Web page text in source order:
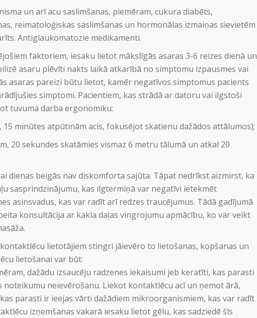
un arī acu saslimšanas, piemēram, cukura diabēts,
reimatoloģiskas saslimšanas un hormonālas izmaiņas sievietēm
Antiglaukomatozie medikamenti.
faktoriem, iesaku lietot mākslīgās asaras 3-6 reizes dienā un
asaru plēvīti nakts laikā atkarībā no simptomu izpausmes vai
asaras pareizi būtu lietot, kamēr negatīvos simptomus pacients
simptomi. Pacientiem, kas strādā ar datoru vai ilgstoši
tuvuma darba ergonomiku:
15 minūtes atpūtinām acis, fokusējot skatienu dažādos attālumos);
20 sekundes skatāmies vismaz 6 metru tālumā un atkal 20
dienas beigās nav diskomforta sajūta. Tāpat nedrīkst aizmirst, ka
sasprindzinājumu, kas ilgtermiņā var negatīvi ietekmēt
asinsvadus, kas var radīt arī redzes traucējumus. Tādā gadījumā
konsultācija ar kakla daļas vingrojumu apmācību, ko var veikt
lietotājiem stingri jāievēro to lietošanas, kopšanas un
lietošanai var būt:
dažādu izsaucēju radzenes iekaisumi jeb keratīti, kas parasti
neievērošanu. Liekot kontaktlēcu acī un ņemot ārā,
parasti ir ieejas vārti dažādiem mikroorganismiem, kas var radīt
izņemšanas vakarā iesaku lietot gēlu, kas sadziedē šīs